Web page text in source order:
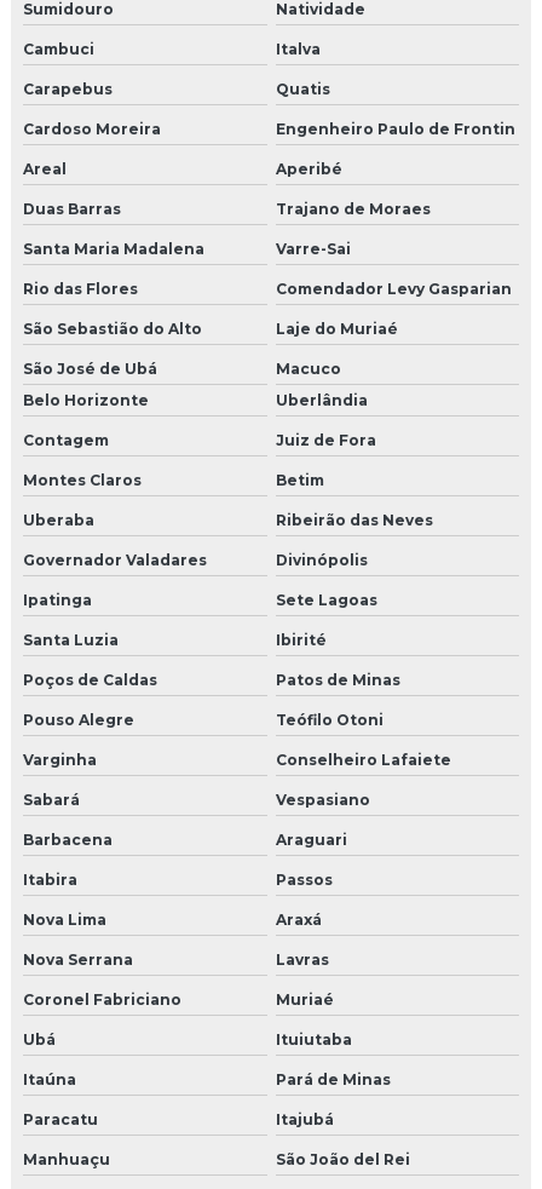
Sumidouro Natividade
Cambuci Italva
Carapebus Quatis
Cardoso Moreira Engenheiro Paulo de Frontin
Areal Aperibé
Duas Barras Trajano de Moraes
Santa Maria Madalena Varre-Sai
Rio das Flores Comendador Levy Gasparian
São Sebastião do Alto Laje do Muriaé
São José de Ubá
Macuco
Belo Horizonte
Uberlândia
Contagem Juiz de Fora
Montes Claros Betim
Uberaba Ribeirão das Neves
Governador Valadares Divinópolis
Ipatinga Sete Lagoas
Santa Luzia Ibirité
Poços de Caldas Patos de Minas
Pouso Alegre Teófilo Otoni
Varginha Conselheiro Lafaiete
Sabará Vespasiano
Barbacena Araguari
Itabira Passos
Nova Lima Araxá
Nova Serrana Lavras
Coronel Fabriciano Muriaé
Ubá Ituiutaba
Itaúna Pará de Minas
Paracatu Itajubá
Manhuaçu São João del Rei